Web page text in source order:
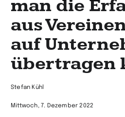
man die
aus
auf
übertragen
Stefan Kühl
Mittwoch, 7. Dezember 2022